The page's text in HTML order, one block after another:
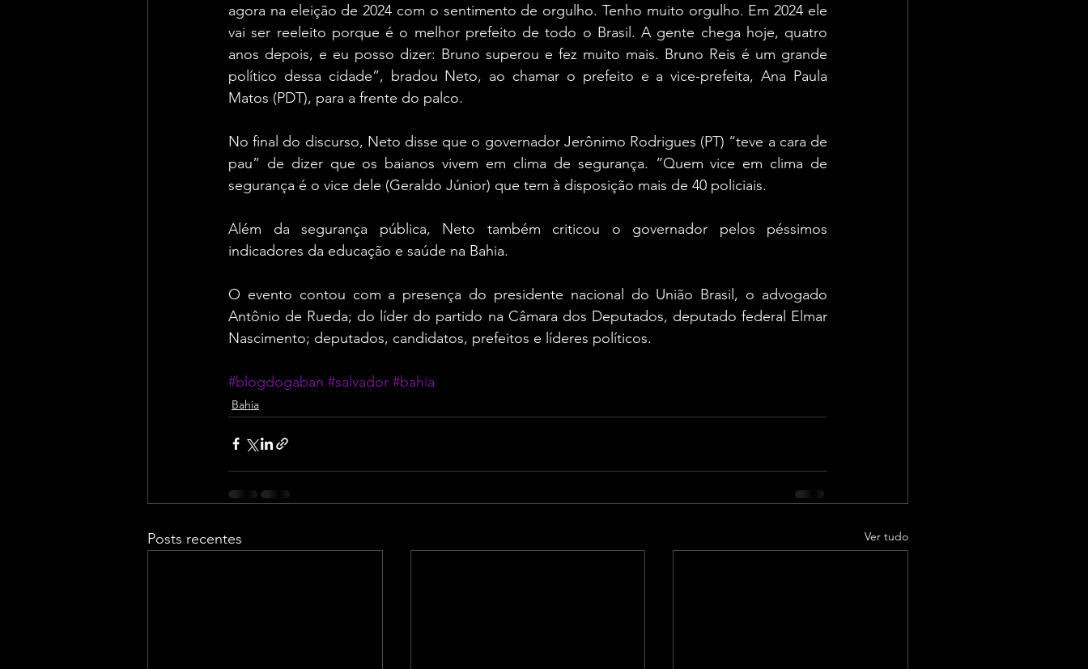
agora na eleição de 2024 com o sentimento de orgulho. Tenho muito orgulho. Em 2024 ele
vai ser reeleito porque é o melhor prefeito de todo o Brasil. A gente chega hoje, quatro
anos depois, e eu posso dizer: Bruno superou e fez muito mais. Bruno Reis é um grande
político dessa cidade”, bradou Neto, ao chamar o prefeito e a vice-prefeita, Ana Paula
Matos (PDT), para a frente do palco.
No final do discurso, Neto disse que o governador Jerônimo Rodrigues (PT) “teve a cara de
pau” de dizer que os baianos vivem em clima de segurança. “Quem vice em clima de
segurança é o vice dele (Geraldo Júnior) que tem à disposição mais de 40 policiais.
Além da segurança pública, Neto também criticou o governador pelos péssimos
indicadores da educação e saúde na Bahia.
O evento contou com a presença do presidente nacional do União Brasil, o advogado
Antônio de Rueda; do líder do partido na Câmara dos Deputados, deputado federal Elmar
Nascimento; deputados, candidatos, prefeitos e líderes políticos.
#blogdogaban #salvador #bahia
Bahia
Posts recentes Ver tudo